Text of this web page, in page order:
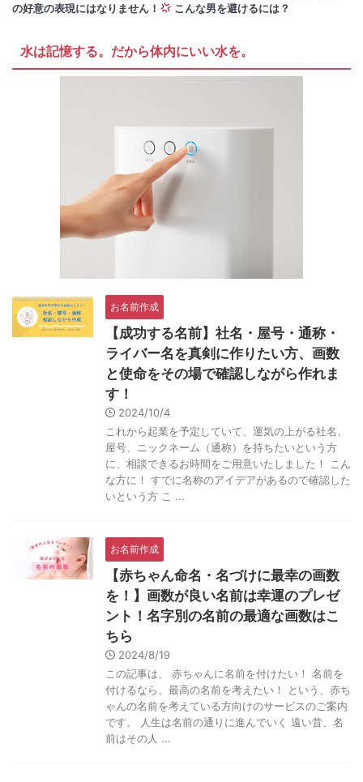
の好意の表現にはなりません！
こんな男を避けるには？
水は記憶する。だから体内にいい水を。
お名前作成
【成功する名前】社名・屋号・通称・
ライバー名を真剣に作りたい方、画数
と使命をその場で確認しながら作れま
す！
2024/10/4
これから起業を予定していて、運気の上がる社名、
屋号、ニックネーム（通称）を持ちたいという方
に、相談できるお時間をご用意いたしました！ こん
な方に！ すでに名称のアイデアがあるので確認した
いという方 こ ...
お名前作成
【赤ちゃん命名・名づけに最幸の画数
を！】画数が良い名前は幸運のプレゼ
ント！名字別の名前の最適な画数はこ
ちら
2024/8/19
この記事は、 赤ちゃんに名前を付けたい！ 名前を
付けるなら、最高の名前を考えたい！ という、赤ち
ゃんの名前を考えている方向けのサービスのご案内
です。 人生は名前の通りに進んでいく 遠い昔、名
前はその人 ...